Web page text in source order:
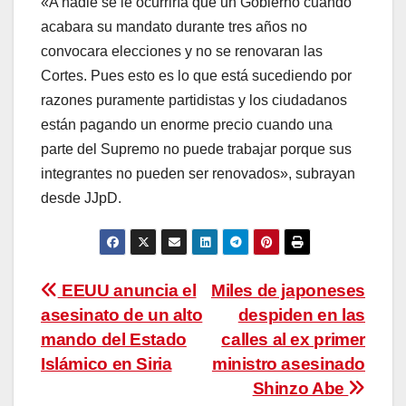
acabara su mandato durante tres años no
convocara elecciones y no se renovaran las
Cortes. Pues esto es lo que está sucediendo por
razones puramente partidistas y los ciudadanos
están pagando un enorme precio cuando una
parte del Supremo no puede trabajar porque sus
integrantes no pueden ser renovados», subrayan
desde JJpD.
Navegación
de
entradas
Miles de japoneses
despiden en las
calles al ex primer
ministro asesinado
Shinzo Abe
EEUU anuncia el
asesinato de un alto
mando del Estado
Islámico en Siria